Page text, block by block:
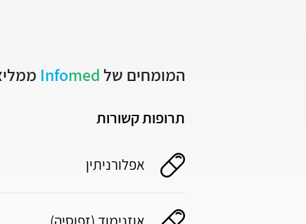
המומחים של Infomed
תרופות קשורות
אפלורניתין